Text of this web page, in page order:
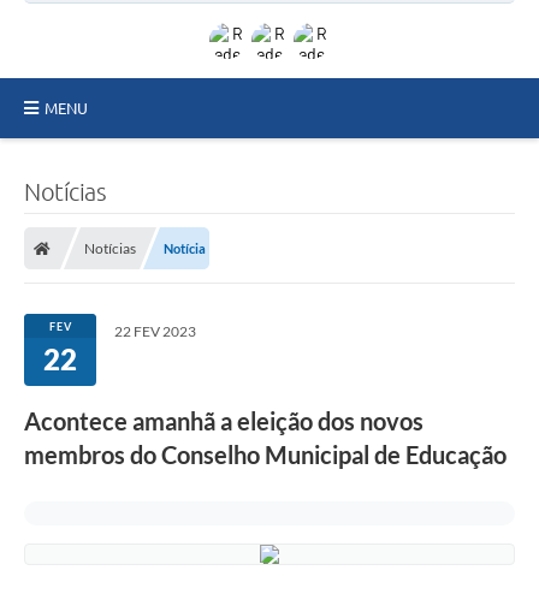
MENU
Meio Ambiente
Ouvidoria
Serviços
Notícias
Notícias Notícia
FEV
22
22 FEV 2023
Acontece amanhã a eleição dos novos
membros do Conselho Municipal de Educação